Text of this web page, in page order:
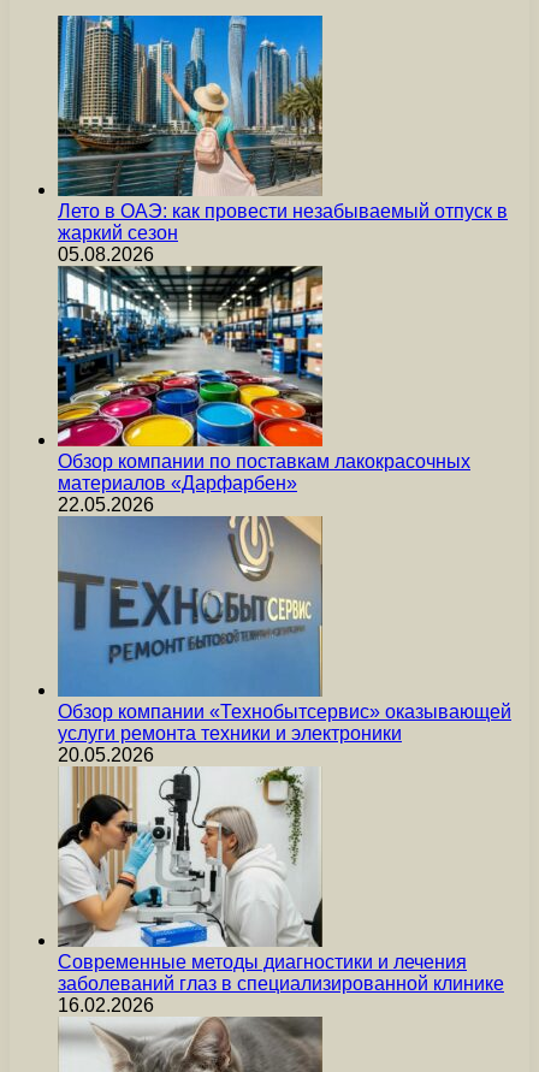
Лето в ОАЭ: как провести незабываемый отпуск в
жаркий сезон
05.08.2026
Обзор компании по поставкам лакокрасочных
материалов «Дарфарбен»
22.05.2026
Обзор компании «Технобытсервис» оказывающей
услуги ремонта техники и электроники
20.05.2026
Современные методы диагностики и лечения
заболеваний глаз в специализированной клинике
16.02.2026